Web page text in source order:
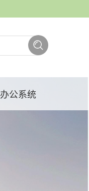
办公系统